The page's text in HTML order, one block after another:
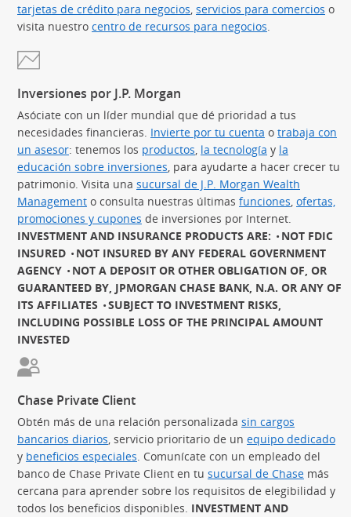
tarjetas de crédito para negocios (Se abre en superposición)
servicios para comercios (Se
o
visita nuestro centro de recursos para negocios
Inversiones por J.P. Morgan
Asóciate con un líder mundial que dé prioridad a tus
necesidades financieras. Invierte por tu cuenta (Se abre en
o trabaja con
un asesor(Se abre en superposición)
: tenemos los productos(Se abre en superposición)
, la tecnología (Se abre en
y la
educación sobre inversiones(Se abre en superposición)
, para ayudarte a hacer crecer tu
patrimonio. Visita una sucursal de J.P. Morgan Wealth
Management (Se abre en superposición)
o consulta nuestras últimas funciones(Se abre
, ofertas,
promociones y cupones (Se abre en superposición)
de inversiones por Internet.
INVESTMENT AND INSURANCE PRODUCTS ARE:
NOT FDIC
INSURED
NOT INSURED BY ANY FEDERAL GOVERNMENT
AGENCY
NOT A DEPOSIT OR OTHER OBLIGATION OF, OR
GUARANTEED BY, JPMORGAN CHASE BANK, N.A. OR ANY OF
ITS AFFILIATES
SUBJECT TO INVESTMENT RISKS,
INCLUDING POSSIBLE LOSS OF THE PRINCIPAL AMOUNT
INVESTED
Chase Private Client
Obtén más de una relación personalizada sin cargos
bancarios diarios(Se abre en superposición)
, servicio prioritario de un equipo dedicado
y beneficios especiales(Se abre en superposición)
. Comunícate con un empleado del
banco de Chase Private Client en tu sucursal de Chase más
cercana para aprender sobre los requisitos de elegibilidad y
todos los beneficios disponibles. INVESTMENT AND